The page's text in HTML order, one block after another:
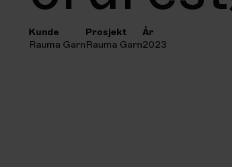
Kunde
Rauma Garn
Prosjekt
Rauma Garn
År
2023